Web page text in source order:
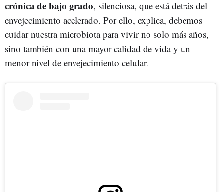
crónica de bajo grado, silenciosa, que está detrás del
envejecimiento acelerado. Por ello, explica, debemos
cuidar nuestra microbiota para vivir no solo más años,
sino también con una mayor calidad de vida y un
menor nivel de envejecimiento celular.